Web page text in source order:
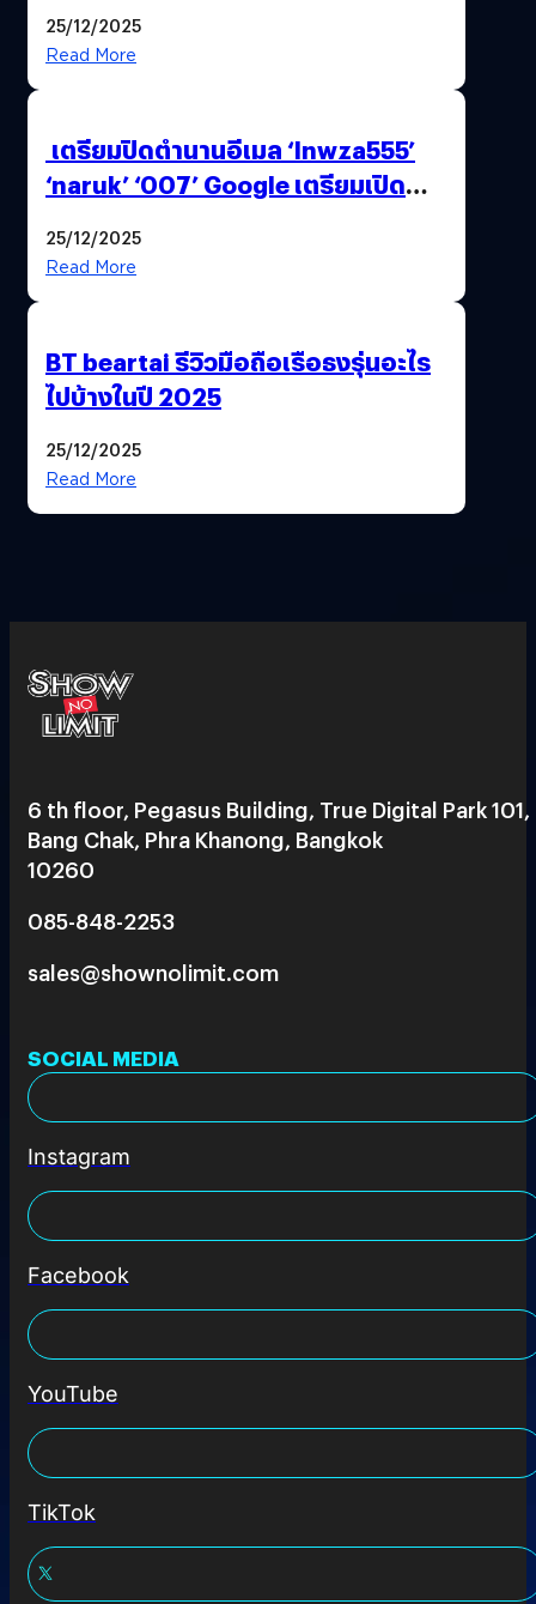
25/12/2025
Read More
เตรียมปิดตำนานอีเมล ‘lnwza555’
‘naruk’ ‘007’ Google เตรียมเปิด
25/12/2025
Read More
BT beartai รีวิวมือถือเรือธงรุ่นอะไร
ไปบ้างในปี 2025
25/12/2025
Read More
6 th floor, Pegasus Building, True Digital Park 101,
Bang Chak, Phra Khanong, Bangkok
10260
085-848-2253
sales@shownolimit.com
SOCIAL MEDIA
Instagram
Facebook
YouTube
TikTok